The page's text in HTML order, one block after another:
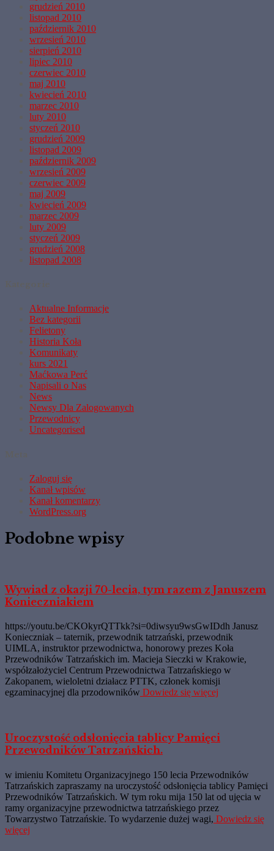
grudzień 2010
listopad 2010
październik 2010
wrzesień 2010
sierpień 2010
lipiec 2010
czerwiec 2010
maj 2010
kwiecień 2010
marzec 2010
luty 2010
styczeń 2010
grudzień 2009
listopad 2009
październik 2009
wrzesień 2009
czerwiec 2009
maj 2009
kwiecień 2009
marzec 2009
luty 2009
styczeń 2009
grudzień 2008
listopad 2008
Aktualne Informacje
Bez kategorii
Felietony
Historia Koła
Komunikaty
kurs 2021
Maćkowa Perć
Napisali o Nas
News
Newsy Dla Zalogowanych
Przewodnicy
Uncategorised
Zaloguj się
Kanał wpisów
Kanał komentarzy
WordPress.org
Podobne wpisy
Wywiad z okazji 70-lecia, tym razem z Januszem
Konieczniakiem
https://youtu.be/CKOkyrQTTkk?si=0diwsyu9wsGwIDdh Janusz
Konieczniak – taternik, przewodnik tatrzański, przewodnik
UIMLA, instruktor przewodnictwa, honorowy prezes Koła
Przewodników Tatrzańskich im. Macieja Sieczki w Krakowie,
współzałożyciel Centrum Przewodnictwa Tatrzańskiego w
Zakopanem, wieloletni działacz PTTK, członek komisji
egzaminacyjnej dla przodowników Dowiedz się więcej
Uroczystość odsłonięcia tablicy Pamięci
Przewodników Tatrzańskich.
w imieniu Komitetu Organizacyjnego 150 lecia Przewodników
Tatrzańskich zapraszamy na uroczystość odsłonięcia tablicy Pamięci
Przewodników Tatrzańskich. W tym roku mija 150 lat od ujęcia w
ramy organizacyjne przewodnictwa tatrzańskiego przez
Towarzystwo Tatrzańskie. To wydarzenie dużej wagi, Dowiedz się
więcej